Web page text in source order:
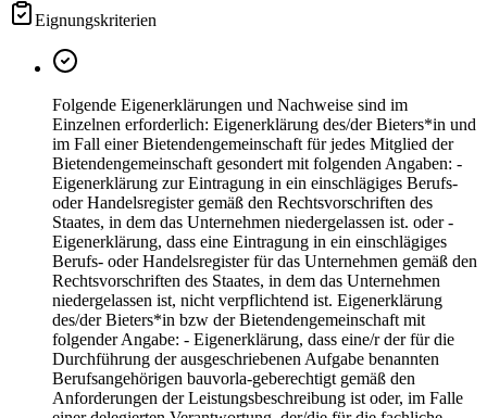
Eignungskriterien
Folgende Eigenerklärungen und Nachweise sind im
Einzelnen erforderlich: Eigenerklärung des/der Bieters*in und
im Fall einer Bietendengemeinschaft für jedes Mitglied der
Bietendengemeinschaft gesondert mit folgenden Angaben: -
Eigenerklärung zur Eintragung in ein einschlägiges Berufs-
oder Handelsregister gemäß den Rechtsvorschriften des
Staates, in dem das Unternehmen niedergelassen ist. oder -
Eigenerklärung, dass eine Eintragung in ein einschlägiges
Berufs- oder Handelsregister für das Unternehmen gemäß den
Rechtsvorschriften des Staates, in dem das Unternehmen
niedergelassen ist, nicht verpflichtend ist. Eigenerklärung
des/der Bieters*in bzw der Bietendengemeinschaft mit
folgender Angabe: - Eigenerklärung, dass eine/r der für die
Durchführung der ausgeschriebenen Aufgabe benannten
Berufsangehörigen bauvorla-geberechtigt gemäß den
Anforderungen der Leistungsbeschreibung ist oder, im Falle